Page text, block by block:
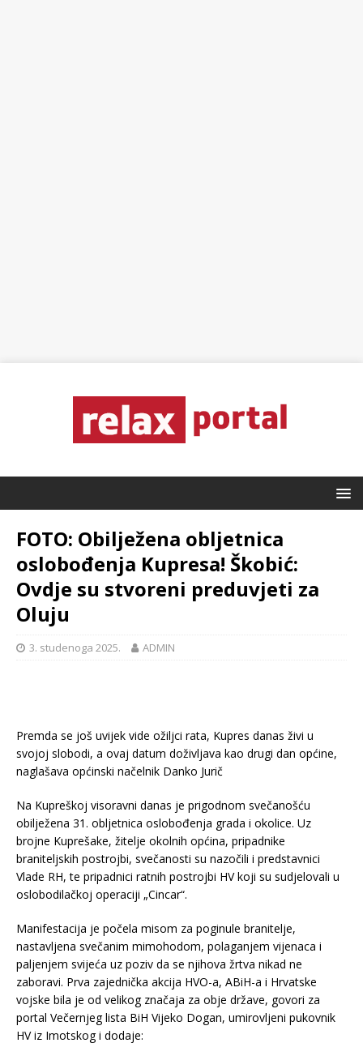
FOTO: Obilježena obljetnica
oslobođenja Kupresa! Škobić:
Ovdje su stvoreni preduvjeti za
Oluju
3. studenoga 2025. ADMIN
Premda se još uvijek vide ožiljci rata, Kupres danas živi u
svojoj slobodi, a ovaj datum doživljava kao drugi dan općine,
naglašava općinski načelnik Danko Jurič
Na Kupreškoj visoravni danas je prigodnom svečanošću
obilježena 31. obljetnica oslobođenja grada i okolice. Uz
brojne Kuprešake, žitelje okolnih općina, pripadnike
braniteljskih postrojbi, svečanosti su nazočili i predstavnici
Vlade RH, te pripadnici ratnih postrojbi HV koji su sudjelovali u
oslobodilačkoj operaciji „Cincar“.
Manifestacija je počela misom za poginule branitelje,
nastavljena svečanim mimohodom, polaganjem vijenaca i
paljenjem svijeća uz poziv da se njihova žrtva nikad ne
zaboravi. Prva zajednička akcija HVO-a, ABiH-a i Hrvatske
vojske bila je od velikog značaja za obje države, govori za
portal Večernjeg lista BiH Vijeko Dogan, umirovljeni pukovnik
HV iz Imotskog i dodaje: